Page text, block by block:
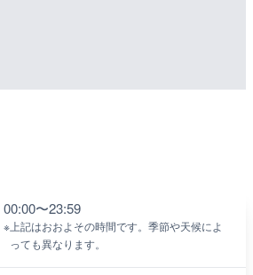
00:00〜23:59
※ 上記はおおよその時間です。季節や天候によ
っても異なります。